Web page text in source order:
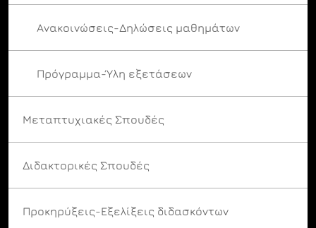
Ανακοινώσεις-Δηλώσεις μαθημάτων
Πρόγραμμα-Ύλη εξετάσεων
Μεταπτυχιακές Σπουδές
Διδακτορικές Σπουδές
Προκηρύξεις-Εξελίξεις διδασκόντων